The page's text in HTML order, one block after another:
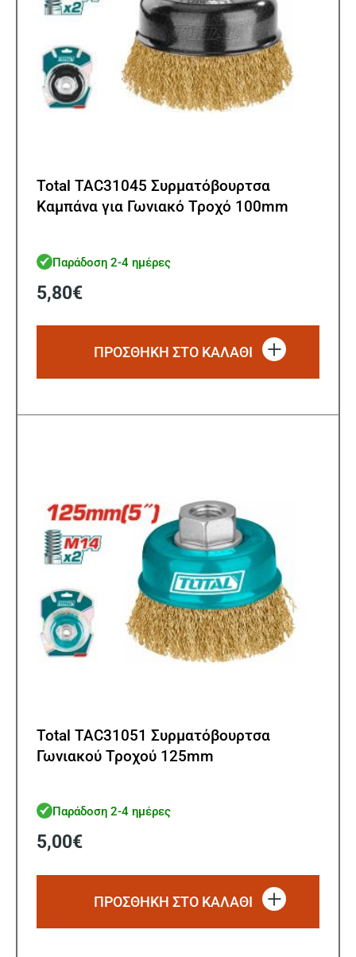
Total TAC31045 Συρματόβουρτσα
Καμπάνα για Γωνιακό Τροχό 100mm
Παράδοση 2-4 ημέρες
5,80€
ΠΡΟΣΘΗΚΗ ΣΤΟ ΚΑΛΑΘΙ
Total TAC31051 Συρματόβουρτσα
Γωνιακού Τροχού 125mm
Παράδοση 2-4 ημέρες
5,00€
ΠΡΟΣΘΗΚΗ ΣΤΟ ΚΑΛΑΘΙ